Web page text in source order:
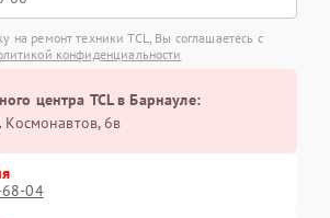
на ремонт техники TCL, Вы соглашаетесь с
конфиденциальности
центра TCL в Барнауле:
Космонавтов, 6в
04